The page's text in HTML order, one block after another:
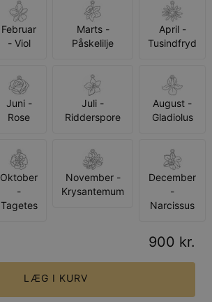
Februar
- Viol
Marts -
Påskelilje
April -
Tusindfryd
Juni -
Rose
Juli -
Ridderspore
August -
Gladiolus
Oktober
-
Tagetes
November -
Krysantemum
December
-
Narcissus
900 kr.
LÆG I KURV